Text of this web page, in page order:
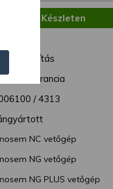
Készleten
szállítás
garancia
/ 4313
NC vetőgép
NG vetőgép
NG PLUS vetőgép